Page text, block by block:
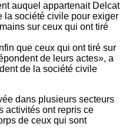
auquel appartenait Delcat
la société civile pour exiger
sur ceux qui ont tiré
que ceux qui ont tiré sur
de leurs actes», a
de la société civile
dans plusieurs secteurs
activités ont repris ce
de ceux qui sont